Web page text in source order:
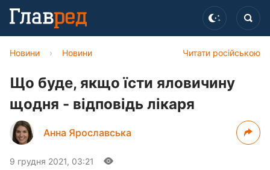
Читати російською
Новини › Новини
Що буде, якщо їсти яловичину
щодня - відповідь лікаря
Анна Ярославська
9 грудня 2021, 03:21